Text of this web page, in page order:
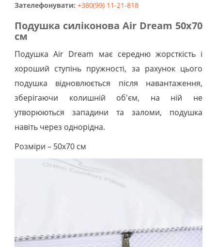
Зателефонувати: +380(99) 11-21-818
Подушка силіконова Air Dream 50х70
см
Подушка Air Dream має середню жорсткість і
хороший ступінь пружності, за рахунок цього
подушка відновлюється після навантаження,
зберігаючи колишній об'єм, на ній не
утворюються западини та заломи, подушка
навіть через однорідна.
Розміри – 50х70 см